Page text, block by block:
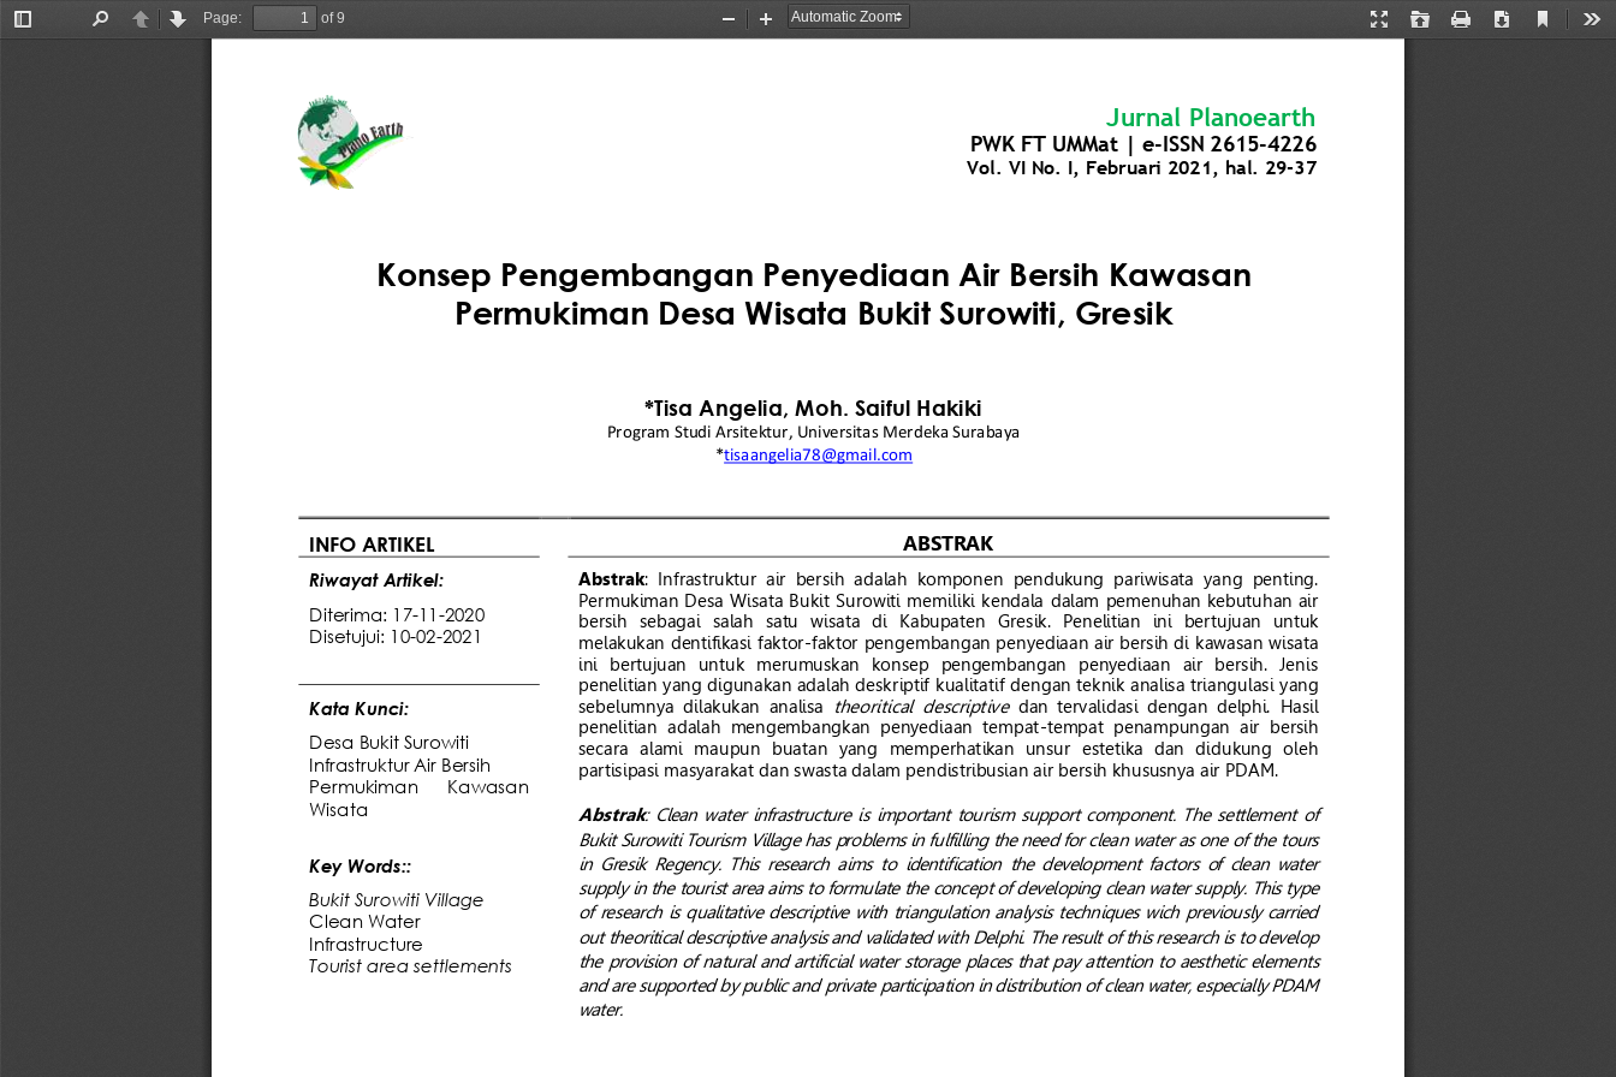
Toggle
PreviousNext
Page:
of 9
Presentation
Open Print Download
Current
Zoom
Zoom
Jurnal Planoearth
PWK FT UMMat | e-ISSN 2615-4226
Vol. VI No. I, Februari 2021 , hal. 29-37
Konsep Pengembangan Penyediaan Air Bersih Kawasan
Permukiman Desa Wisata Bukit Surowiti, Gresik
*Tisa Angelia, Moh Saiful Hakiki
Program Studi Arsitektur, Universitas Merdeka Surabaya
*tisaangelia78@gmail.com
INFO ARTIKEL ABSTRAK
Riwayat Artikel:
Diterima: 17-11 -2020
Disetujui: 1 0-02-2021
Abstrak: nfrastruktur  air  bersih  adalah  komponen pendukung  pariwisata  yang  penting.
Permukiman Desa Wisata Bukit Surowiti memiliki kendala dalam pemenuhan kebutuhan air
bersih  sebagai  salah  satu  wisata  di Kabupaten Gresik. Penelitian  ini  bertujuan  untuk
melakukan dentifikasi faktor-faktor pengembangan penyediaan air bersih di kawasan wisata
ini
bertujuan  untuk  merumuskan  konsep  pengembangan  penyediaan  air  bersih.  Jenis
penelitian yang digunakan adalah deskriptif kualitatif dengan teknik analisa triangulasi yang
sebelumnya  dilakukan  analisa
theoritical  descriptive dan tervalidasi  dengan  delphi. Hasil
penelitian  adalah mengembangkan penyediaan  tempat-tempat  penampungan  air  bersih
secara  alami  maupun  buatan  yang memperhatikan  unsur estetika  dan  didukung  oleh
partisipasi masyarakat dan swasta dalam pendistribusian air bersih khususnya air PDAM.
Abstrak: Clean  water  infrastructure  is  important  tourism  support  component.  The  settlement  of
Bukit Surowiti Tourism Village has problems in fulfilling the need for clean water as one of the tours
in  Gresik  Regency.  This  research  aims  to identification the  development  factors  of  clean  water
supply in the tourist area aims to formulate the concept of developing clean water supply. This type
of research  is qualitative descriptive with  triangulation analysis  techniques wich  previously  carried
out theoritical descriptive analysis and validated with Delphi. The result of this research is to develop
the provision of natural and artificial water storage places that pay attention to aesthetic elements
and are supported by public and private participation in distribution of clean water, especially PDAM
water.
Kata Kunci:
Desa Bukit Surowiti
Infrastruktur Air Bersih
Permukiman
Kawasan
Wisata
Key Words::
Bukit Surowiti Village
Clean Water
Infrastructure
Tourist area settlements